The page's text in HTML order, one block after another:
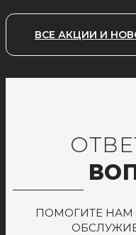
ВСЕ АКЦИИ И
ПОМОГИТЕ НАМ